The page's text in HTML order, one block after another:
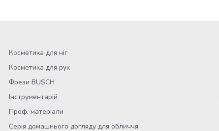
Косметика для ніг
Косметика для рук
Фрези BUSCH
Інструментарій
Проф. матеріали
Серія домашнього догляду для обличчя